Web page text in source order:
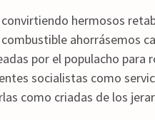
hermosos
ahorrásemos
por el populacho para
socialistas como
como criadas de los